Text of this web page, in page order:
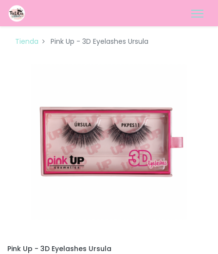
Tienda Pink Up - 3D Eyelashes Ursula
Pink Up - 3D Eyelashes Ursula